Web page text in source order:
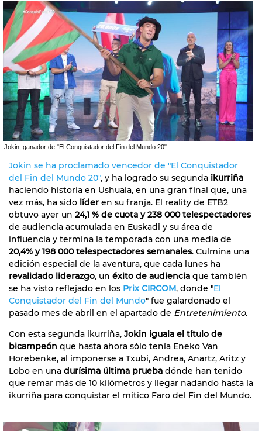
Jokin, ganador de "El Conquistador del Fin del Mundo 20"
Jokin se ha proclamado vencedor de "El Conquistador
del Fin del Mundo 20", y ha logrado su segunda ikurriña
haciendo historia en Ushuaia, en una gran final que, una
vez más, ha sido líder en su franja. El reality de ETB2
obtuvo ayer un 24,1 % de cuota y 238 000 telespectadores
de audiencia acumulada en Euskadi y su área de
influencia y termina la temporada con una media de
20,4% y 198 000 telespectadores semanales. Culmina una
edición especial de la aventura, que cada lunes ha
revalidado liderazgo, un éxito de audiencia que también
se ha visto reflejado en los Prix CIRCOM, donde "El
Conquistador del Fin del Mundo" fue galardonado el
pasado mes de abril en el apartado de Entretenimiento.
Con esta segunda ikurriña, Jokin iguala el título de
bicampeón que hasta ahora sólo tenía Eneko Van
Horebenke, al imponerse a Txubi, Andrea, Anartz, Aritz y
Lobo en una durísima última prueba dónde han tenido
que remar más de 10 kilómetros y llegar nadando hasta la
ikurriña para conquistar el mítico Faro del Fin del Mundo.